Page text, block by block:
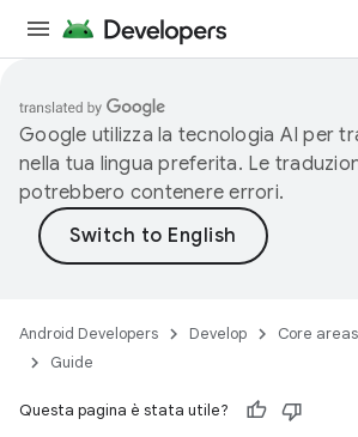
Google utilizza la tecnologia AI per
nella tua lingua preferita. Le
potrebbero contenere errori.
Android Developers Develop Core areas
Guide
Questa pagina è stata utile?